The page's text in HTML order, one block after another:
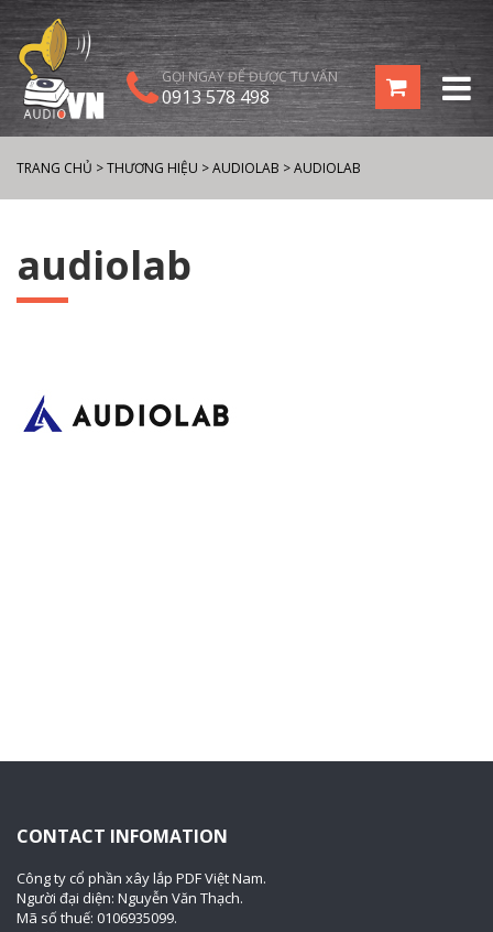
GỌI NGAY ĐỂ ĐƯỢC TƯ VẤN
0913 578 498
TRANG CHỦ >THƯƠNG HIỆU >AUDIOLAB >AUDIOLAB
audiolab
CONTACT INFOMATION
Công ty cổ phần xây lắp PDF Việt Nam.
Người đại diện: Nguyễn Văn Thạch.
Mã số thuế: 0106935099.